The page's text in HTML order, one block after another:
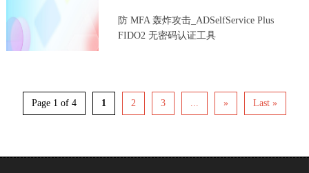
防 MFA 轰炸攻击_ADSelfService Plus
FIDO2 无密码认证工具
Page 1 of 4 1 2 3 ... » Last »